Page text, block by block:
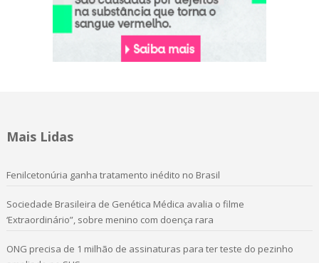
Mais Lidas
Fenilcetonúria ganha tratamento inédito no Brasil
Sociedade Brasileira de Genética Médica avalia o filme
‘Extraordinário”, sobre menino com doença rara
ONG precisa de 1 milhão de assinaturas para ter teste do pezinho